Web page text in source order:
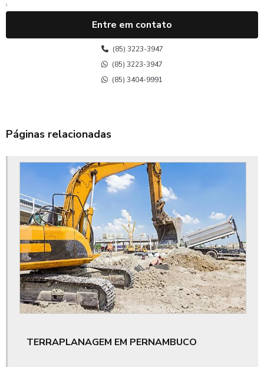
Aluguel de retroescavadeira
Aluguel de retroescavadeira mensal
Aluguel de retroescavadeira mensal preço
Aluguel de trator de esteira no ceará
Aluguel escavadeira hidráulica no ceará
Cubação terraplanagem
Custo terraplanagem
Drenagem de águas pluviais
Drenagem de águas pluviais em terrenos
Drenagem de loteamento
Drenagem profunda e superficial
Entre em contato
(85) 3223-3947
(85) 3223-3947
(85) 3404-9991
Páginas relacionadas
TERRAPLANAGEM EM PERNAMBUCO